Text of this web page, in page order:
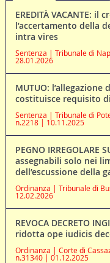
EREDITÀ VACANTE:
l’accertamento della
intra vires
Sentenza | Tribunale di
28.01.2026
MUTUO:
costituisce requisito
Sentenza | Tribunale di
n.2218 | 10.11.2025
PEGNO IRREGOLARE
assegnabili solo nei
dell’escussione della
Ordinanza | Tribunale di
12.02.2026
REVOCA DECRETO
ridotta ope iudicis
Ordinanza | Corte di
n.31340 | 01.12.2025